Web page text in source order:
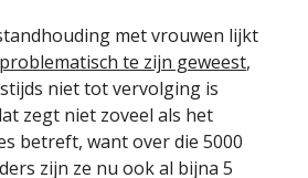
met vrouwen lijkt
te zijn geweest,
niet tot vervolging is
zegt niet zoveel als het
betreft, want over die 5000
zijn ze nu ook al bijna 5